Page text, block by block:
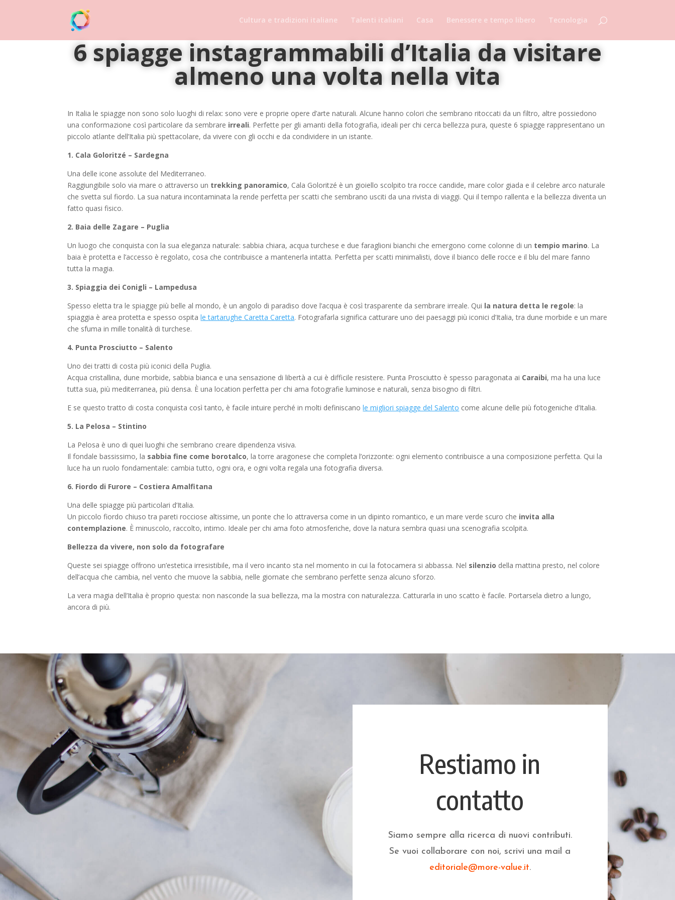
Cultura e tradizioni italiane Talenti italiani Casa Benessere e tempo libero Tecnologia
6 spiagge instagrammabili d’Italia da visitare
almeno una volta nella vita
In Italia le spiagge non sono solo luoghi di relax: sono vere e proprie opere d’arte naturali. Alcune hanno colori che sembrano ritoccati da un filtro, altre possiedono
una conformazione così particolare da sembrare irreali. Perfette per gli amanti della fotografia, ideali per chi cerca bellezza pura, queste 6 spiagge rappresentano un
piccolo atlante dell’Italia più spettacolare, da vivere con gli occhi e da condividere in un istante.
1. Cala Goloritzé – Sardegna
Una delle icone assolute del Mediterraneo.
Raggiungibile solo via mare o attraverso un trekking panoramico, Cala Goloritzé è un gioiello scolpito tra rocce candide, mare color giada e il celebre arco naturale
che svetta sul fiordo. La sua natura incontaminata la rende perfetta per scatti che sembrano usciti da una rivista di viaggi. Qui il tempo rallenta e la bellezza diventa un
fatto quasi fisico.
2. Baia delle Zagare – Puglia
Un luogo che conquista con la sua eleganza naturale: sabbia chiara, acqua turchese e due faraglioni bianchi che emergono come colonne di un tempio marino. La
baia è protetta e l’accesso è regolato, cosa che contribuisce a mantenerla intatta. Perfetta per scatti minimalisti, dove il bianco delle rocce e il blu del mare fanno
tutta la magia.
3. Spiaggia dei Conigli – Lampedusa
Spesso eletta tra le spiagge più belle al mondo, è un angolo di paradiso dove l’acqua è così trasparente da sembrare irreale. Qui la natura detta le regole: la
spiaggia è area protetta e spesso ospitale tartarughe Caretta Caretta. Fotografarla significa catturare uno dei paesaggi più iconici d’Italia, tra dune morbide e un mare
che sfuma in mille tonalità di turchese.
4. Punta Prosciutto – Salento
Uno dei tratti di costa più iconici della Puglia.
Acqua cristallina, dune morbide, sabbia bianca e una sensazione di libertà a cui è difficile resistere. Punta Prosciutto è spesso paragonata ai Caraibi, ma ha una luce
tutta sua, più mediterranea, più densa. È una location perfetta per chi ama fotografie luminose e naturali, senza bisogno di filtri.
E se questo tratto di costa conquista così tanto, è facile intuire perché in molti definiscanole migliori spiagge del Salento come alcune delle più fotogeniche d’Italia.
5. La Pelosa – Stintino
La Pelosa è uno di quei luoghi che sembrano creare dipendenza visiva.
Il fondale bassissimo, la sabbia fine come borotalco, la torre aragonese che completa l’orizzonte: ogni elemento contribuisce a una composizione perfetta. Qui la
luce ha un ruolo fondamentale: cambia tutto, ogni ora, e ogni volta regala una fotografia diversa.
6. Fiordo di Furore – Costiera Amalfitana
Una delle spiagge più particolari d’Italia.
Un piccolo fiordo chiuso tra pareti rocciose altissime, un ponte che lo attraversa come in un dipinto romantico, e un mare verde scuro che invita alla
contemplazione. È minuscolo, raccolto, intimo. Ideale per chi ama foto atmosferiche, dove la natura sembra quasi una scenografia scolpita.
Bellezza da vivere, non solo da fotografare
Queste sei spiagge offrono un’estetica irresistibile, ma il vero incanto sta nel momento in cui la fotocamera si abbassa. Nel silenzio della mattina presto, nel colore
dell’acqua che cambia, nel vento che muove la sabbia, nelle giornate che sembrano perfette senza alcuno sforzo.
La vera magia dell’Italia è proprio questa: non nasconde la sua bellezza, ma la mostra con naturalezza. Catturarla in uno scatto è facile. Portarsela dietro a lungo,
ancora di più.
Restiamo in
contatto
Siamo sempre alla ricerca di nuovi contributi.
Se vuoi collaborare con noi, scrivi una mail a
editoriale@more-value.it.